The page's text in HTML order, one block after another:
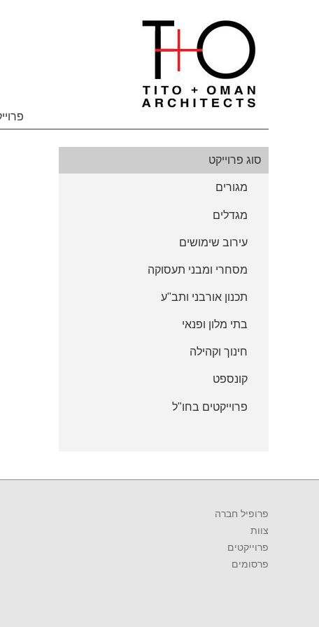
סוג פרוייקט
מגורים
מגדלים
עירוב שימושים
מסחרי ומבני תעסוקה
תכנון אורבני ותב"ע
בתי מלון ופנאי
חינוך וקהילה
קונספט
פרוייקטים בחו"ל
פרופיל חברה
צוות
פרוייקטים
פרסומים